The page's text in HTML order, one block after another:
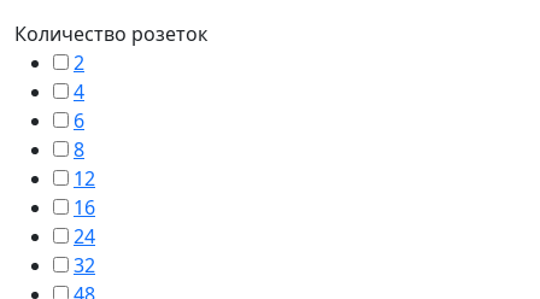
Количество розеток
2
4
6
8
12
16
24
32